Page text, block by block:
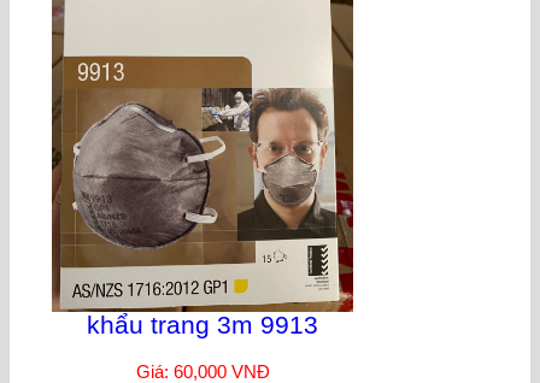
khẩu trang 3m 9913
Giá: 60,000 VNĐ